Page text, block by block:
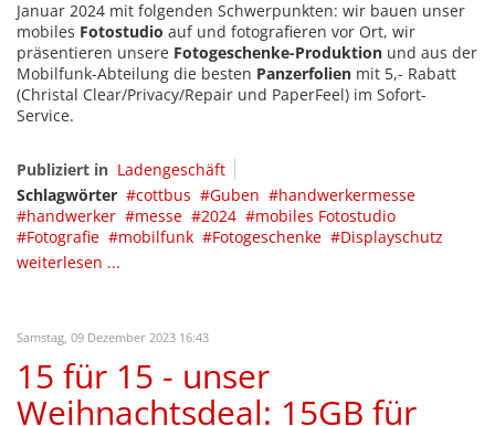
Januar 2024 mit folgenden Schwerpunkten: wir bauen unser
mobiles Fotostudio auf und fotografieren vor Ort, wir
präsentieren unsere Fotogeschenke-Produktion und aus der
Mobilfunk-Abteilung die besten Panzerfolien mit 5,- Rabatt
(Christal Clear/Privacy/Repair und PaperFeel) im Sofort-
Service.
Publiziert in Ladengeschäft
Schlagwörter
cottbus Guben
handwerkermesse
handwerker
messe 2024
mobiles Fotostudio
Fotografie
mobilfunk Fotogeschenke
Displayschutz
weiterlesen ...
Samstag, 09 Dezember 2023 16:43
15 für 15 - unser
Weihnachtsdeal: 15GB für